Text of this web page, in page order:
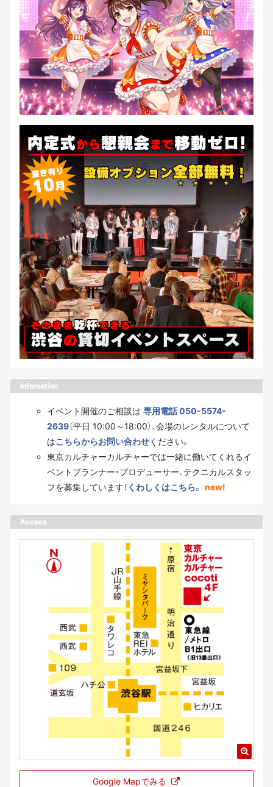
Infomation
イベント開催のご相談は 専用電話 050-5574-
2639（平日 10:00～18:00）、会場のレンタルについて
はこちらからお問い合わせください。
東京カルチャーカルチャーでは一緒に働いてくれるイ
ベントプランナー・プロデューサー、テクニカルスタッ
フを募集しています！ くわしくはこちら。 new!
Access
Google Mapでみる